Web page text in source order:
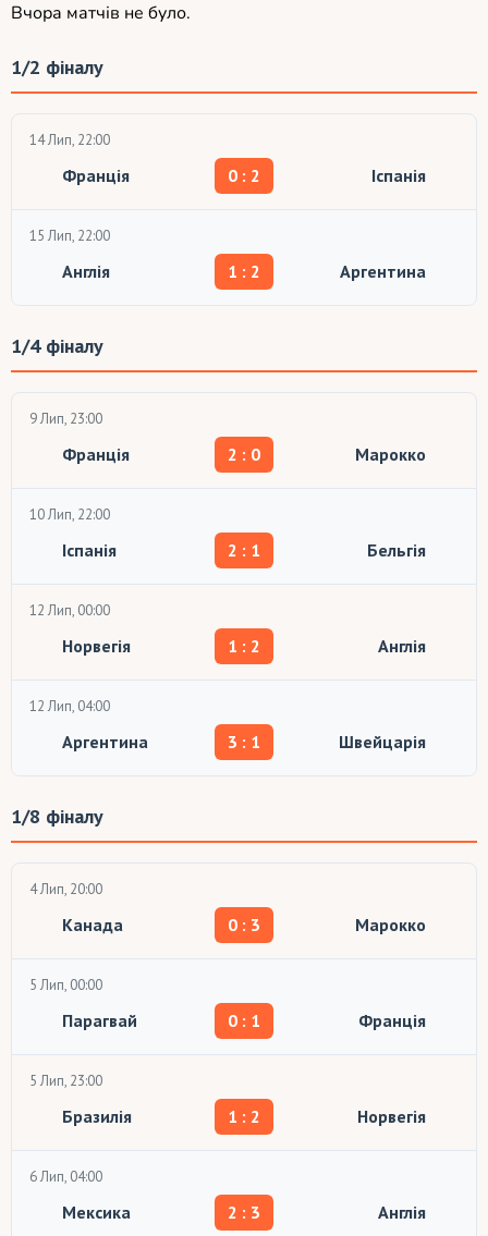
Вчора матчів не було.
1/2 фіналу
14 Лип, 22:00
Франція 0 : 2 Іспанія
15 Лип, 22:00
Англія 1 : 2 Аргентина
1/4 фіналу
9 Лип, 23:00
Франція 2 : 0 Марокко
10 Лип, 22:00
Іспанія 2 : 1 Бельгія
12 Лип, 00:00
Норвегія 1 : 2 Англія
12 Лип, 04:00
Аргентина 3 : 1 Швейцарія
1/8 фіналу
4 Лип, 20:00
Канада 0 : 3 Марокко
5 Лип, 00:00
Парагвай 0 : 1 Франція
5 Лип, 23:00
Бразилія 1 : 2 Норвегія
6 Лип, 04:00
Мексика 2 : 3 Англія